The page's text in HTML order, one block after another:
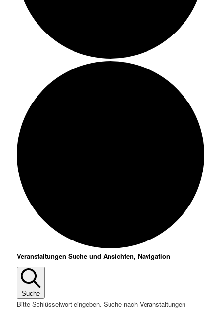
Veranstaltungen
für
24.
Oktober
2025
Veranstaltungen Suche und Ansichten, Navigation
Suche
Bitte Schlüsselwort eingeben. Suche nach Veranstaltungen